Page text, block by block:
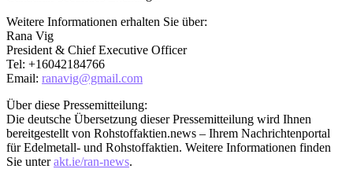
Weitere Informationen erhalten Sie über:
Rana Vig
President & Chief Executive Officer
Tel: +16042184766
Email: ranavig@gmail.com
Über diese Pressemitteilung:
Die deutsche Übersetzung dieser Pressemitteilung wird Ihnen
bereitgestellt von Rohstoffaktien.news – Ihrem Nachrichtenportal
für Edelmetall- und Rohstoffaktien. Weitere Informationen finden
Sie unterakt.ie/ran-news.